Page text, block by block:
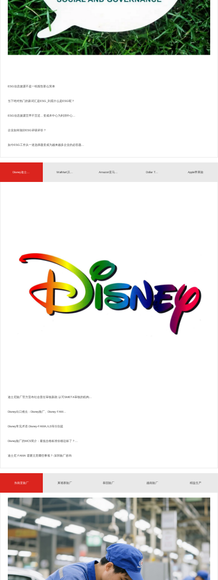
ESG信息披露不是一纸报告那么简单
当下绝对热门的新词汇是ESG_到底什么是ESG呢？
ESG信息披露宜早不宜迟，变成本中心为利润中心...
企业如何做好ESG评级评价？
如今ESG工作从一道选择题变成为越来越多企业的必答题...
Disney迪士... WalMart沃... Amazon亚马... Dollar T... Apple苹果验
迪士尼验厂官方宣布社会责任审核新政:认可SMETA审核的机构...
Disney出口难点：Disney验厂、Disney FAM...
Disney常见术语.Disney-FAMA,ILS等分别是
Disney验厂的MCS简介：最低合格标准你都达标了？...
迪士尼 FAMA 需要注意哪些事项？-深圳验厂咨询
东南亚验厂 柬埔寨验厂 泰国验厂 越南验厂 精益生产